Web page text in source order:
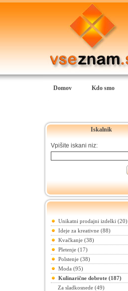
Domov Kdo smo
Iskalnik
Vpišite iskani niz:
Unikatni prodajni izdelki (20)
Ideje za kreativne (88)
Kvačkanje (38)
Pletenje (17)
Polstenje (38)
Moda (95)
Kulinarične dobrote (187)
Za sladkosnede (49)